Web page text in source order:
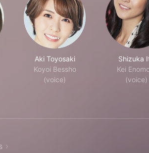
Aki Toyosaki
Koyoi Bessho
(voice)
Shizuka
Kei
(voice)